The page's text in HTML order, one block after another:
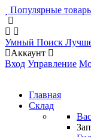
Популярные
Умный Поиск
Аккаунт
Вход Управление
Главная
Склад